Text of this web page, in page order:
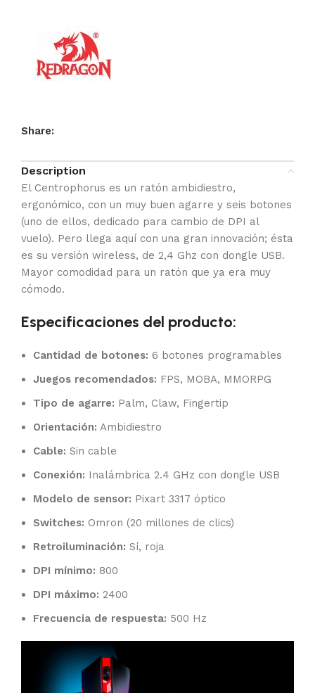
Share:
Description
El Centrophorus es un ratón ambidiestro,
ergonómico, con un muy buen agarre y seis botones
(uno de ellos, dedicado para cambio de DPI al
vuelo). Pero llega aquí con una gran innovación; ésta
es su versión wireless, de 2,4 Ghz con dongle USB.
Mayor comodidad para un ratón que ya era muy
cómodo.
Especificaciones del producto:
Cantidad de botones: 6 botones programables
Juegos recomendados: FPS, MOBA, MMORPG
Tipo de agarre: Palm, Claw, Fingertip
Orientación: Ambidiestro
Cable: Sin cable
Conexión: Inalámbrica 2.4 GHz con dongle USB
Modelo de sensor: Pixart 3317 óptico
Switches: Omron (20 millones de clics)
Retroiluminación: Sí, roja
DPI mínimo: 800
DPI máximo: 2400
Frecuencia de respuesta: 500 Hz